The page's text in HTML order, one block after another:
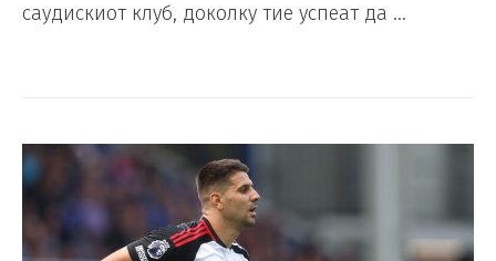
саудискиот клуб, доколку тие успеат да …